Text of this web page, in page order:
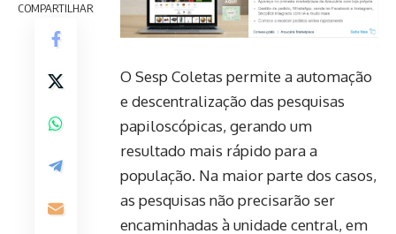
COMPARTILHAR
O Sesp Coletas permite a automação
e descentralização das pesquisas
papiloscópicas, gerando um
resultado mais rápido para a
população. Na maior parte dos casos,
as pesquisas não precisarão ser
encaminhadas à unidade central, em